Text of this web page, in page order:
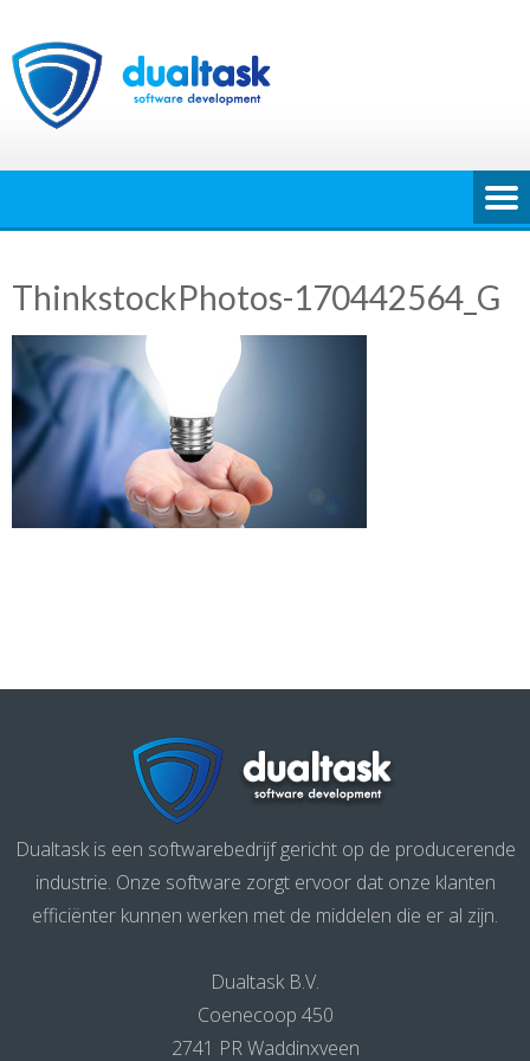
naar
de
inhoud
ThinkstockPhotos-170442564_G
Dualtask is een softwarebedrijf gericht op de producerende
industrie. Onze software zorgt ervoor dat onze klanten
efficiënter kunnen werken met de middelen die er al zijn.
Dualtask B.V.
Coenecoop 450
2741 PR Waddinxveen